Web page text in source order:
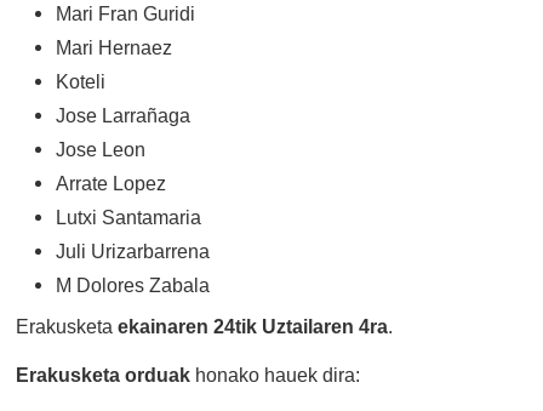
Mari Fran Guridi
Mari Hernaez
Koteli
Jose Larrañaga
Jose Leon
Arrate Lopez
Lutxi Santamaria
Juli Urizarbarrena
M Dolores Zabala
Erakusketaekainaren 24tik Uztailaren 4ra.
Erakusketa orduak honako hauek dira: